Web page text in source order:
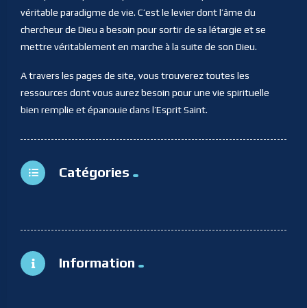
véritable paradigme de vie. C’est le levier dont l’âme du
chercheur de Dieu a besoin pour sortir de sa létargie et se
mettre véritablement en marche à la suite de son Dieu.
A travers les pages de site, vous trouverez toutes les
ressources dont vous aurez besoin pour une vie spirituelle
bien remplie et épanouie dans l’Esprit Saint.
Catégories
Information